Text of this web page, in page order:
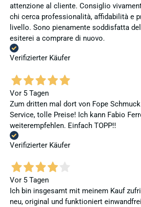
attenzione al cliente. Consiglio
chi cerca professionalità, affidabilità e
livello. Sono pienamente soddisfatta
esiterei a comprare di nuovo.
Verifizierter Käufer
Vor 5 Tagen
Zum dritten mal dort von Fope
Service, tolle Preise! Ich kann Fabio
weiterempfehlen. Einfach TOPP!!
Verifizierter Käufer
Vor 5 Tagen
Ich bin insgesamt mit meinem Kauf
neu, original und funktioniert